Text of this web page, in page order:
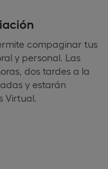
compaginar tus
y personal. Las
dos tardes a la
y estarán
Virtual.